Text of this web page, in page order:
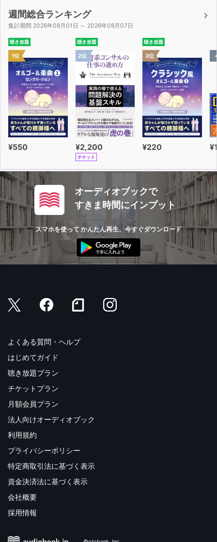
週間総合ランキング
集計期間 2026年08月01日 ～ 2026年08月07日
聴き放題
1位
¥550
聴き放題
2位
¥2,200
チケット
聴き放題
3位
¥220
オーディオブックで
すきま時間にインプット
スマホを使って かんたん再生、今すぐダウンロード
よくある質問・ヘルプ
はじめてガイド
聴き放題プラン
チケットプラン
月額会員プラン
法人向けオーディオブック
利用規約
プライバシーポリシー
特定商取引法に基づく表示
資金決済法に基づく表示
会社概要
採用情報